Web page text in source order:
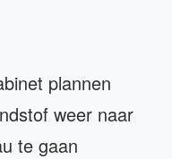
plannen
weer naar
te gaan